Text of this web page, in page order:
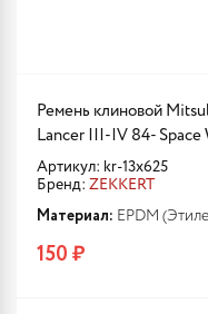
Ремень клиновой
Lancer III-IV 84- Space
Артикул: kr-13x625
Бренд: ZEKKERT
Материал: EPDM
150 ₽